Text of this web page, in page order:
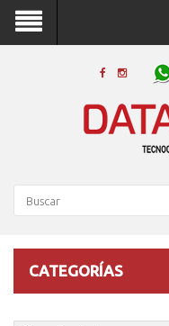
CATEGORÍAS